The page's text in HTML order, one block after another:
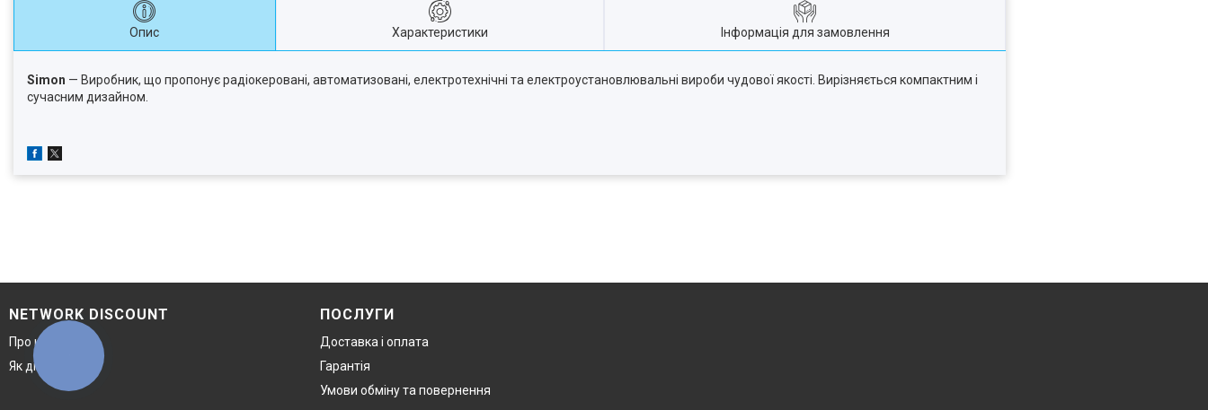
Опис Характеристики Інформація для замовлення
Simon — Виробник, що пропонує радіокеровані, автоматизовані, електротехнічні та електроустановлювальні вироби чудової якості. Вирізняється компактним і
сучасним дизайном.
NETWORK DISCOUNT
Про компанію
Як дістатися
ПОСЛУГИ
Доставка і оплата
Гарантія
Умови обміну та повернення